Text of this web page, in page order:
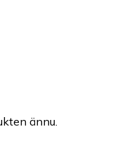
ännu.